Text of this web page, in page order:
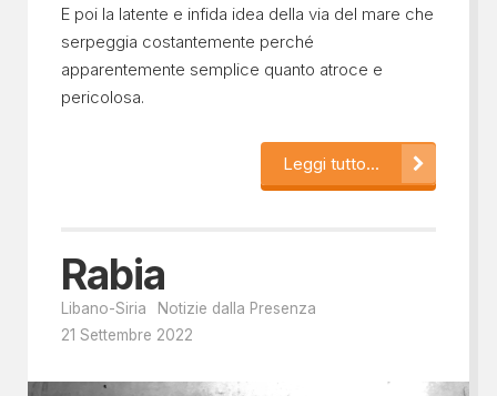
E poi la latente e infida idea della via del mare che
serpeggia costantemente perché
apparentemente semplice quanto atroce e
pericolosa.
Leggi tutto...
Rabia
Libano-Siria
Notizie dalla Presenza
21 Settembre 2022